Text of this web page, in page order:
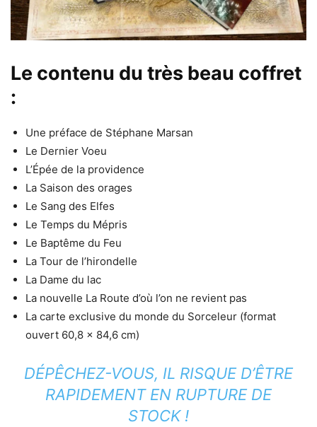
Le contenu du très beau coffret
:
Une préface de Stéphane Marsan
Le Dernier Voeu
L’Épée de la providence
La Saison des orages
Le Sang des Elfes
Le Temps du Mépris
Le Baptême du Feu
La Tour de l’hirondelle
La Dame du lac
La nouvelle La Route d’où l’on ne revient pas
La carte exclusive du monde du Sorceleur (format
ouvert 60,8 x 84,6 cm)
DÉPÊCHEZ-VOUS, IL RISQUE D’ÊTRE
RAPIDEMENT EN RUPTURE DE
STOCK !